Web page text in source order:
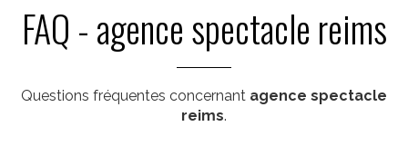
FAQ - agence spectacle reims
Questions fréquentes concernant agence spectacle
reims.